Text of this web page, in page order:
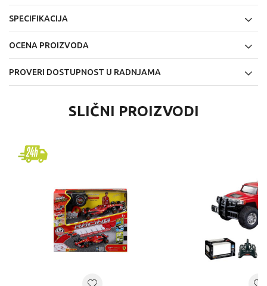
SPECIFIKACIJA
OCENA PROIZVODA
PROVERI DOSTUPNOST U RADNJAMA
SLIČNI PROIZVODI